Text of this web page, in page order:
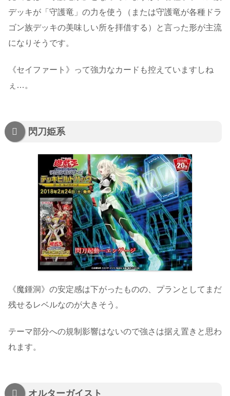
デッキが「守護竜」の力を使う（または守護竜が各種ドラ
ゴン族デッキの美味しい所を拝借する）と言った形が主流
になりそうです。
《セイファート》って強力なカードも控えていますしね
ぇ…。
閃刀姫系
《魔鍾洞》の安定感は下がったものの、プランとしてまだ
残せるレベルなのが大きそう。
テーマ部分への規制影響はないので強さは据え置きと思わ
れます。
オルターガイスト